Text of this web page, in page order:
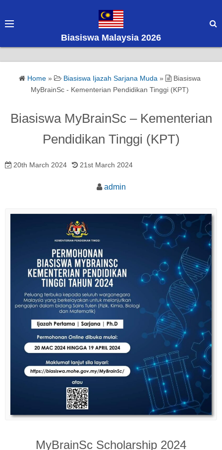
Biasiswa Malaysia 2026
Home » Biasiswa Ijazah Sarjana Muda »
Biasiswa
MyBrainSc - Kementerian Pendidikan Tinggi (KPT)
Biasiswa MyBrainSc – Kementerian
Pendidikan Tinggi (KPT)
20th March 2024 21st March 2024
admin
MyBrainSc Scholarship 2024